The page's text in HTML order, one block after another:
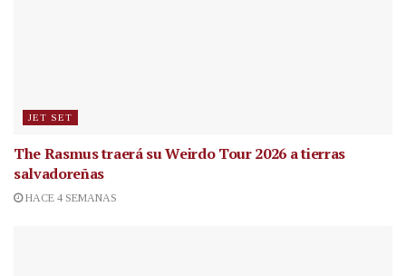
JET SET
The Rasmus traerá su Weirdo Tour 2026 a tierras
salvadoreñas
HACE 4 SEMANAS